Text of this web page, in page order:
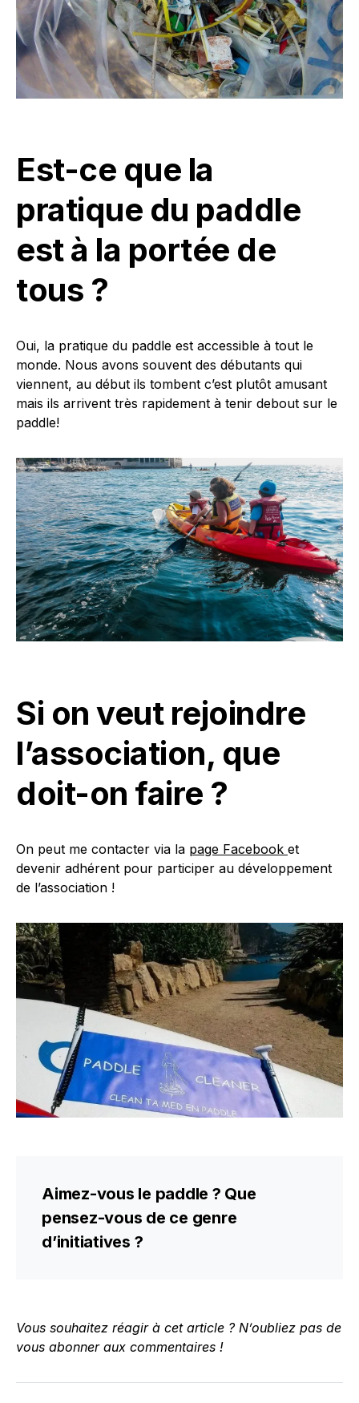
Est-ce que la
pratique du paddle
est à la portée de
tous ?
Oui, la pratique du paddle est accessible à tout le
monde. Nous avons souvent des débutants qui
viennent, au début ils tombent c’est plutôt amusant
mais ils arrivent très rapidement à tenir debout sur le
paddle!
Si on veut rejoindre
l’association, que
doit-on faire ?
On peut me contacter via la page Facebook et
devenir adhérent pour participer au développement
de l’association !
Aimez-vous le paddle ? Que
pensez-vous de ce genre
d’initiatives ?
Vous souhaitez réagir à cet article ? N’oubliez pas de
vous abonner aux commentaires !